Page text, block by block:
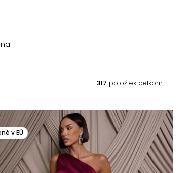
317 položiek celkom
v EÚ